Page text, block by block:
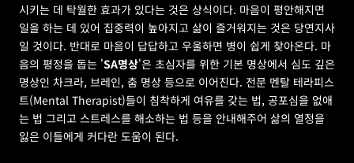
시키는 데 탁월한 효과가 있다는 것은 상식이다. 마음이 평안해지면
일을 하는 데 있어 집중력이 높아지고 삶이 즐거워지는 것은 당연지사
일 것이다. 반대로 마음이 답답하고 우울하면 병이 쉽게 찾아온다. 마
음의 평정을 돕는 'SA명상'은 초심자를 위한 기본 명상에서 심도 깊은
명상인 차크라, 브레인, 춤 명상 등으로 이어진다. 전문 멘탈 테라피스
트(Mental Therapist)들이 침착하게 여유를 갖는 법, 공포심을 없애
는 법 그리고 스트레스를 해소하는 법 등을 안내해주어 삶의 열정을
잃은 이들에게 커다란 도움이 된다.